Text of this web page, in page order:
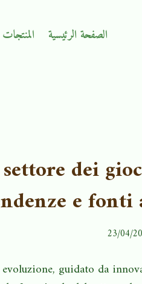
الصفحة الرئيسية المنتجات
dei
e
23/04/
guidato da